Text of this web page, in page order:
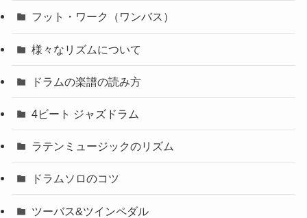
フット・ワーク（ワンバス）
様々なリズムについて
ドラムの楽譜の読み方
4ビート ジャズドラム
ラテンミュージックのリズム
ドラムソロのコツ
ツーバス&ツインペダル